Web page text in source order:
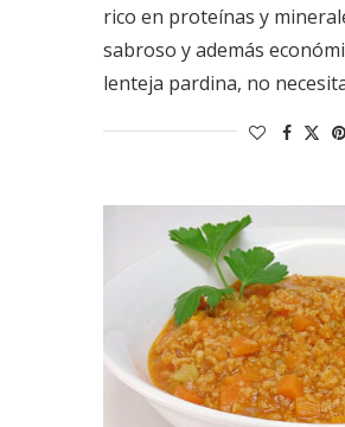
rico en proteínas y
sabroso y además
lenteja pardina, no